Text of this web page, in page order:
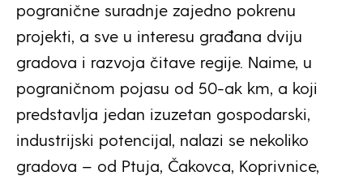
pogranične suradnje zajedno pokrenu
projekti, a sve u interesu građana dviju
gradova i razvoja čitave regije. Naime, u
pograničnom pojasu od 50-ak km, a koji
predstavlja jedan izuzetan gospodarski,
industrijski potencijal, nalazi se nekoliko
gradova – od Ptuja, Čakovca, Koprivnice,